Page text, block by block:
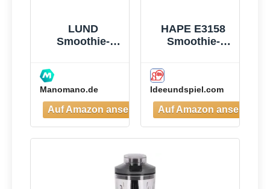
LUND
Smoothie-
Manomano.de
HAPE E3158
Smoothie-
Ideeundspiel.com